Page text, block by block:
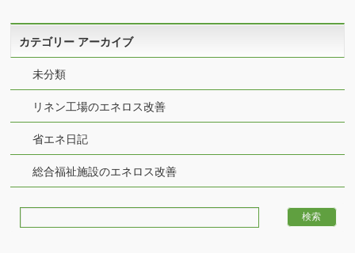
カテゴリー アーカイブ
未分類
リネン工場のエネロス改善
省エネ日記
総合福祉施設のエネロス改善